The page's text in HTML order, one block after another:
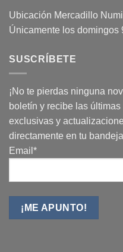
Ubicación Mercadillo
Únicamente los domingos
SUSCRÍBETE
¡No te pierdas ninguna
boletín y recibe las
exclusivas y
directamente en tu
Email*